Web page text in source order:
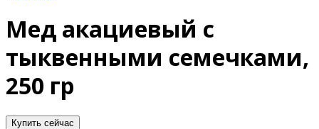
Мед акациевый с
тыквенными семечками,
250 гр
Купить сейчас